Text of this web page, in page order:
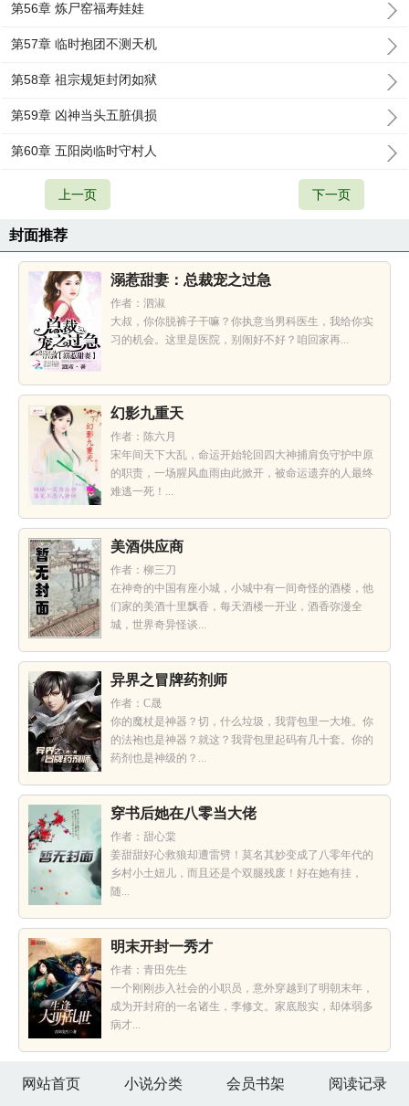
第56章 炼尸窑福寿娃娃
第57章 临时抱团不测天机
第58章 祖宗规矩封闭如狱
第59章 凶神当头五脏俱损
第60章 五阳岗临时守村人
上一页 下一页
封面推荐
溺惹甜妻：总裁宠之过急
作者：泗淑
大叔，你你脱裤子干嘛？你执意当男科医生，我给你实
习的机会。这里是医院，别闹好不好？咱回家再...
幻影九重天
作者：陈六月
宋年间天下大乱，命运开始轮回四大神捕肩负守护中原
的职责，一场腥风血雨由此掀开，被命运遗弃的人最终
难逃一死！...
美酒供应商
作者：柳三刀
在神奇的中国有座小城，小城中有一间奇怪的酒楼，他
们家的美酒十里飘香，每天酒楼一开业，酒香弥漫全
城，世界奇异怪谈...
异界之冒牌药剂师
作者：C晟
你的魔杖是神器？切，什么垃圾，我背包里一大堆。你
的法袍也是神器？就这？我背包里起码有几十套。你的
药剂也是神级的？...
穿书后她在八零当大佬
作者：甜心棠
姜甜甜好心救狼却遭雷劈！莫名其妙变成了八零年代的
乡村小土妞儿，而且还是个双腿残废！好在她有挂，
随...
明末开封一秀才
作者：青田先生
一个刚刚步入社会的小职员，意外穿越到了明朝末年，
成为开封府的一名诸生，李修文。家底殷实，却体弱多
病才...
网站首页 小说分类 会员书架 阅读记录